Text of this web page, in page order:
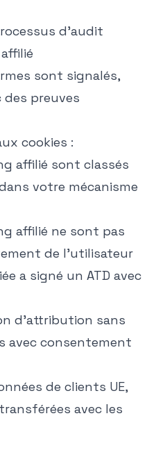
d'audit
sont signalés,
des preuves
cookies :
affilié sont classés
votre mécanisme
affilié ne sont pas
de l'utilisateur
a signé un ATD avec
d'attribution sans
avec consentement
de clients UE,
avec les